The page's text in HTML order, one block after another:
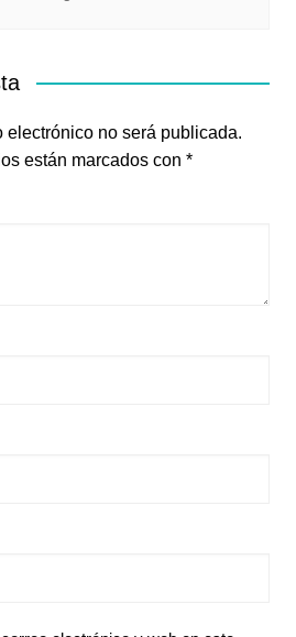
electrónico no será publicada.
están marcados con *